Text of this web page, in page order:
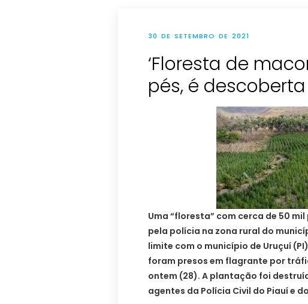
30 DE SETEMBRO DE 2021
‘Floresta de
pés, é
Uma “floresta” com cerca de 50
pela polícia na zona rural do
limite com o município de Uruçuí
foram presos em flagrante por
ontem (28). A plantação foi
agentes da Polícia Civil do Piauí e